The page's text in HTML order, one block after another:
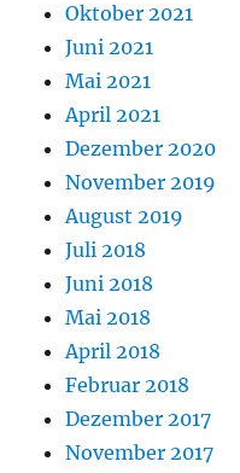
Oktober 2021
Juni 2021
Mai 2021
April 2021
Dezember 2020
November 2019
August 2019
Juli 2018
Juni 2018
Mai 2018
April 2018
Februar 2018
Dezember 2017
November 2017